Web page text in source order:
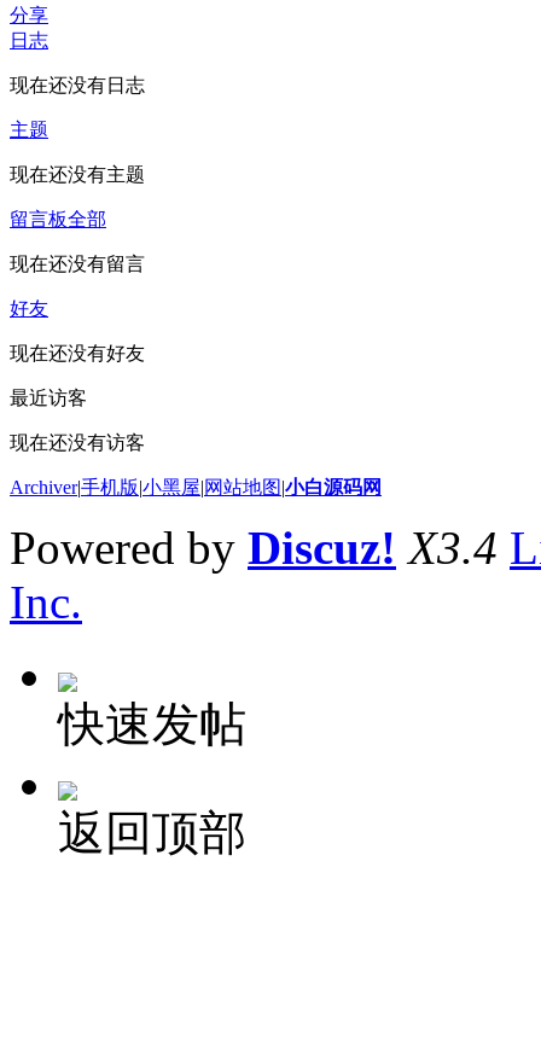
分享
日志
现在还没有日志
主题
现在还没有主题
留言板全部
现在还没有留言
好友
现在还没有好友
最近访客
现在还没有访客
Archiver|手机版|小黑屋|网站地图|小白源码网
Powered by Discuz! X3.4
Inc.
快速发帖
返回顶部